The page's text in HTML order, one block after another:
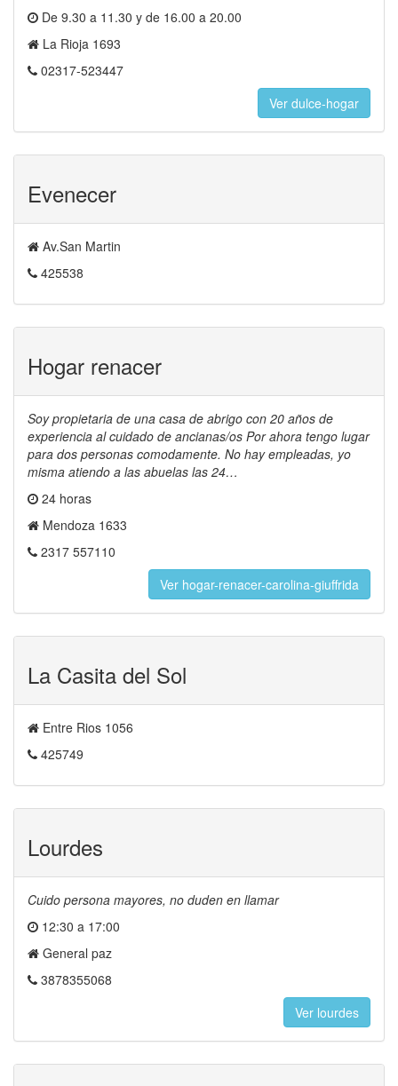
De 9.30 a 11.30 y de 16.00 a 20.00
La Rioja 1693
02317-523447
Ver dulce-hogar
Evenecer
Av.San Martin
425538
Hogar renacer
Soy propietaria de una casa de abrigo con 20 años de
experiencia al cuidado de ancianas/os Por ahora tengo lugar
para dos personas comodamente. No hay empleadas, yo
misma atiendo a las abuelas las 24…
24 horas
Mendoza 1633
2317 557110
Ver hogar-renacer-carolina-giuffrida
La Casita del Sol
Entre Rios 1056
425749
Lourdes
Cuido persona mayores, no duden en llamar
12:30 a 17:00
General paz
3878355068
Ver lourdes